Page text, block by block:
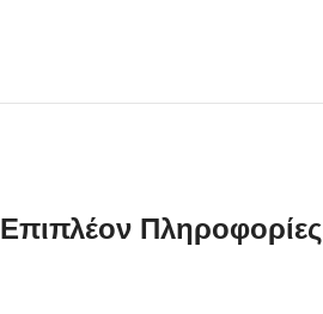
Επιπλέον Πληροφορίες